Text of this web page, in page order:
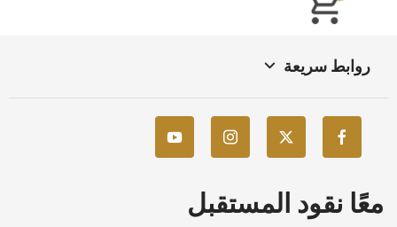
روابط سريعة
معًا نقود المستقبل